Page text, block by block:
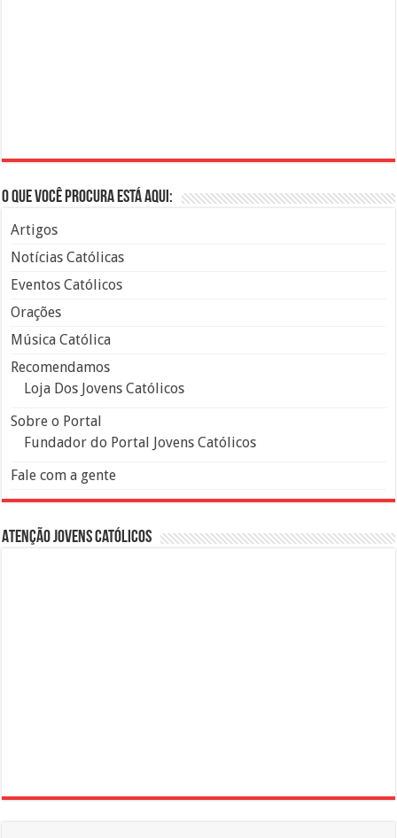
O que você procura está aqui:
Artigos
Notícias Católicas
Eventos Católicos
Orações
Música Católica
Recomendamos
Loja Dos Jovens Católicos
Sobre o Portal
Fundador do Portal Jovens Católicos
Fale com a gente
Atenção Jovens Católicos